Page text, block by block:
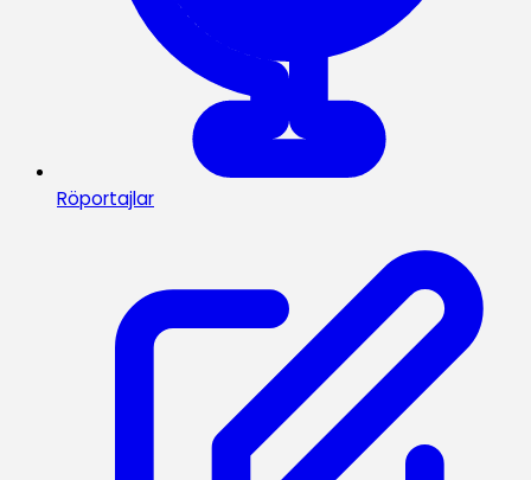
Röportajlar